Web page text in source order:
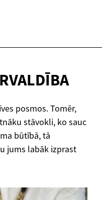
posmos. Tomēr,
stāvokli, ko sauc
būtībā, tā
jums labāk izprast